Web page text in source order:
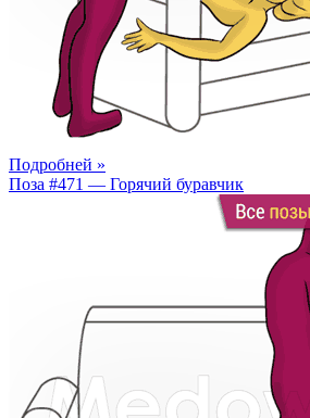
Подробней »
Поза #471 — Горячий буравчик